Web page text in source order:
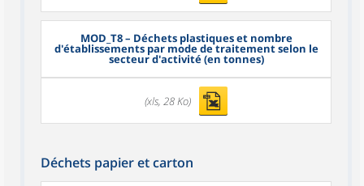
MOD_T8– Déchets plastiques et nombre
d'établissements par mode de traitement selon le
secteur d'activité (en tonnes)
(xls, 28 Ko)
Déchets papier et carton